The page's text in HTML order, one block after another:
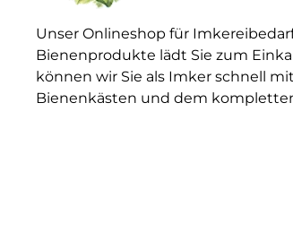
Unser Onlineshop für
Bienenprodukte lädt Sie zum
können wir Sie als Imker schnell
Bienenkästen und dem